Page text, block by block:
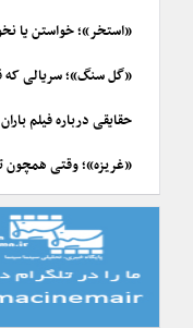
«استخر»؛ خواستن یا
«گل سنگ»؛ سریالی که
حقایقی درباره فیلم
«غریزه»؛ وقتی